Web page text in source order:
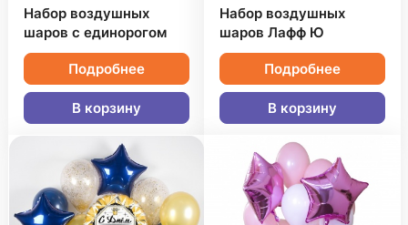
Набор воздушных
шаров с единорогом
Подробнее
В корзину
Набор воздушных
шаров Лафф Ю
Подробнее
В корзину